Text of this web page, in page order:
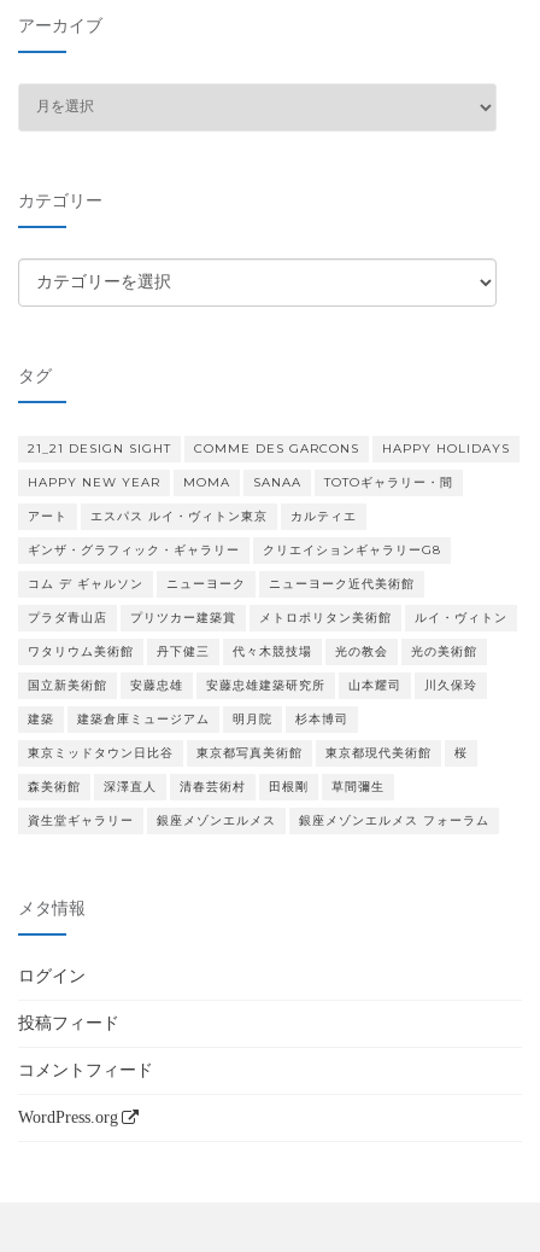
アーカイブ
ブ
カテゴリー
テ
ー
タグ
21_21 DESIGN SIGHT COMME DES GARCONS HAPPY HOLIDAYS
HAPPY NEW YEAR MOMA SANAA TOTOギャラリー・間
アート エスパス ルイ・ヴィトン東京 カルティエ
ギンザ・グラフィック・ギャラリー クリエイションギャラリーG8
コム デ ギャルソン ニューヨーク ニューヨーク近代美術館
プラダ青山店 プリツカー建築賞 メトロポリタン美術館 ルイ・ヴィトン
ワタリウム美術館 丹下健三 代々木競技場 光の教会 光の美術館
国立新美術館 安藤忠雄 安藤忠雄建築研究所 山本耀司 川久保玲
建築 建築倉庫ミュージアム 明月院 杉本博司
東京ミッドタウン日比谷 東京都写真美術館 東京都現代美術館 桜
森美術館 深澤直人 清春芸術村 田根剛 草間彌生
資生堂ギャラリー 銀座メゾンエルメス 銀座メゾンエルメス フォーラム
メタ情報
ログイン
投稿フィード
コメントフィード
WordPress.org